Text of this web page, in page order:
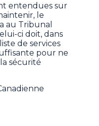
entendues sur
le
au Tribunal
ci doit, dans
de services
pour ne
sécurité